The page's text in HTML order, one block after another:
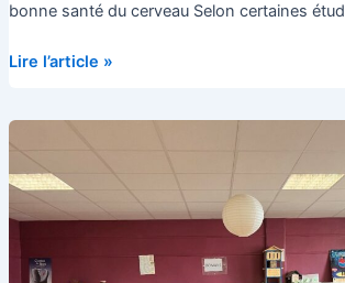
bonne santé du cerveau Selon certaines
Découvrez
lecture
Lire l’article »